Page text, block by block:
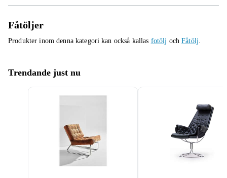
Fåtöljer
Produkter inom denna kategori kan också kallas fotölj ochFåtölj.
Trendande just nu